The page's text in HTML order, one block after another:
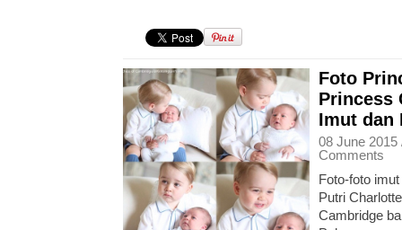
Foto
Princess
Imut dan
08 June
Comments
Foto-foto
Putri
Cambridge